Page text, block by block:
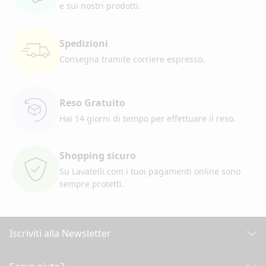
e sui nostri prodotti.
Spedizioni
Consegna tramite corriere espresso.
Reso Gratuito
Hai 14 giorni di tempo per effettuare il reso.
Shopping sicuro
Su Lavatelli.com i tuoi pagamenti online sono
sempre protetti.
Iscriviti alla Newsletter